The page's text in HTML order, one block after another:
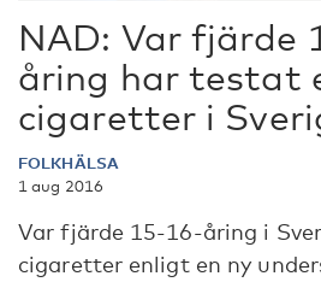
NAD: Var fjärde
åring har testat
cigaretter i
FOLKHÄLSA
1 aug 2016
Var fjärde 15-16-åring i
cigaretter enligt en ny